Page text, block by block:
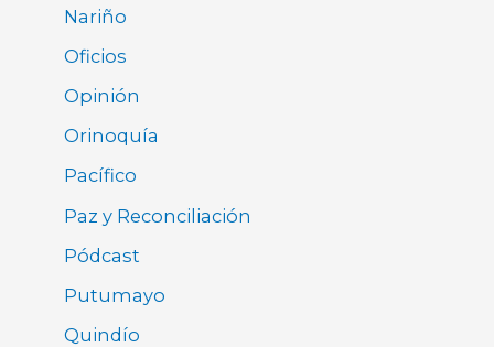
Nariño
Oficios
Opinión
Orinoquía
Pacífico
Paz y Reconciliación
Pódcast
Putumayo
Quindío